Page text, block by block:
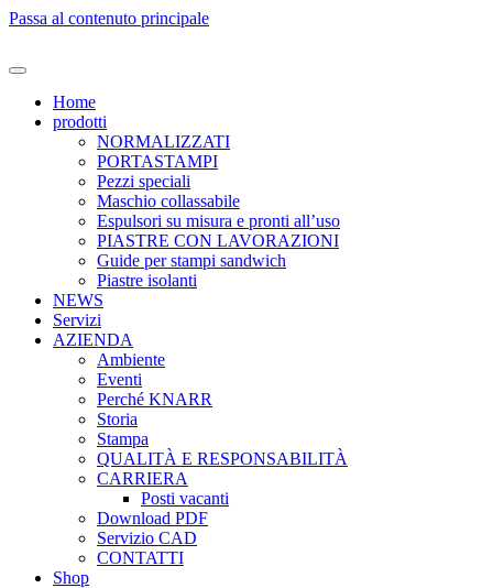
Passa al contenuto principale
Home
prodotti
NORMALIZZATI
PORTASTAMPI
Pezzi speciali
Maschio collassabile
Espulsori su misura e pronti all’uso
PIASTRE CON LAVORAZIONI
Guide per stampi sandwich
Piastre isolanti
NEWS
Servizi
AZIENDA
Ambiente
Eventi
Perché KNARR
Storia
Stampa
QUALITÀ E RESPONSABILITÀ
CARRIERA
Posti vacanti
Download PDF
Servizio CAD
CONTATTI
Shop